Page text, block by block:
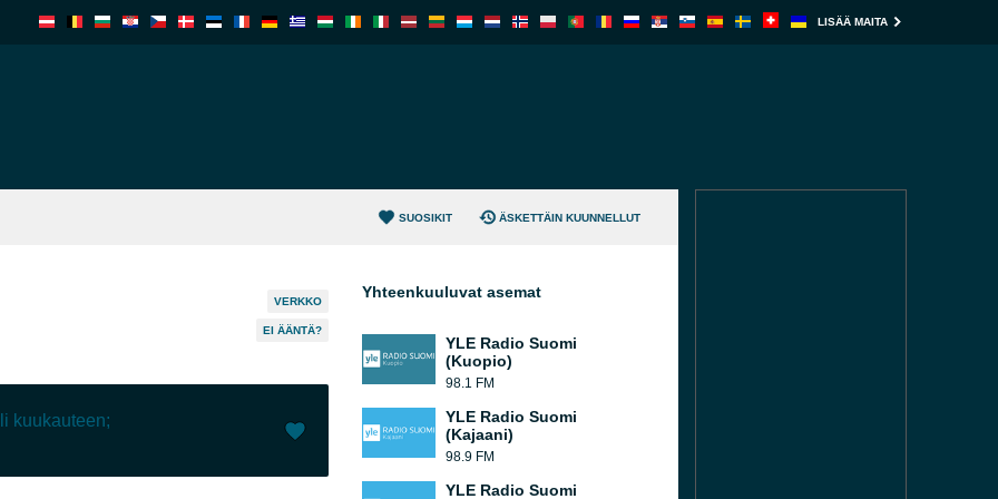
LISÄÄ MAITA
SUOSIKIT ÄSKETTÄIN KUUNNELLUT
VERKKO
EI ÄÄNTÄ?
kuukauteen;
Yhteenkuuluvat asemat
YLE Radio Suomi
(Kuopio)
98.1 FM
YLE Radio Suomi
(Kajaani)
98.9 FM
YLE Radio Suomi